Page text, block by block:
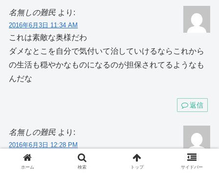
名無しの難民 より:
2016年6月3日 11:34 AM
これは素敵な奥様だわ
ダメなとこを自分で気付いて治していけるならこれから
の生活も穏やかなものになるのが担保されてるようなも
んだな
返信
名無しの難民 より:
2016年6月3日 12:28 PM
料理本通りで駄目ってすごいね、どうすれば良い
んだろう？
ホーム 検索 トップ サイドバー